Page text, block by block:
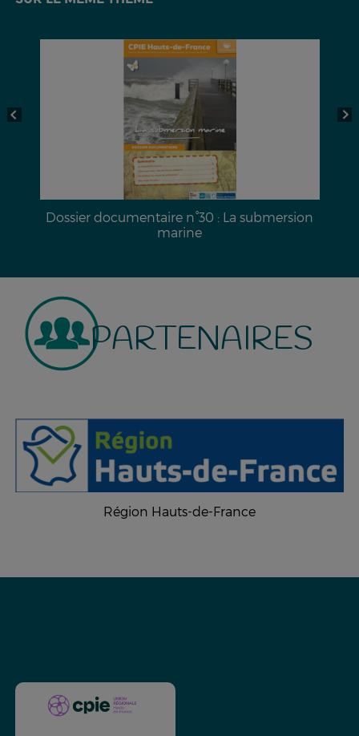
Dossier documentaire n°30 : La submersion
marine
PARTENAIRES
Région Hauts-de-France